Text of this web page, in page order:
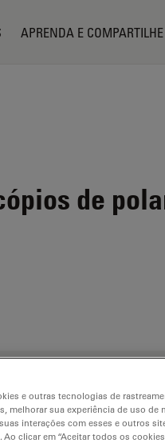
APRENDA E COMPARTILHE
de
e outras tecnologias de
melhorar sua experiência de uso
interações com esses e outros
clicar em “Aceitar todos os